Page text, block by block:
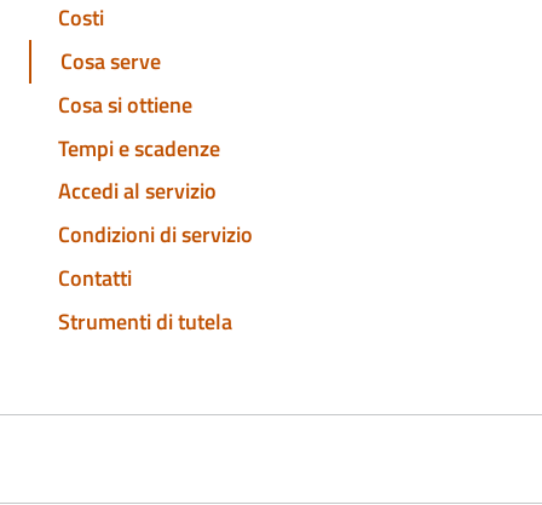
Costi
Cosa serve
Cosa si ottiene
Tempi e scadenze
Accedi al servizio
Condizioni di servizio
Contatti
Strumenti di tutela